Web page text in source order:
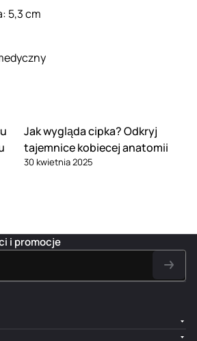
5,3 cm
Jak wygląda cipka? Odkryj
tajemnice kobiecej anatomii
30 kwietnia 2025
i promocje